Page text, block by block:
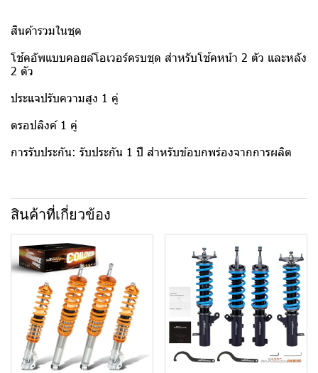
สินค้ารวมในชุด
โช้คอัพแบบคอยล์โอเวอร์ครบชุด สำหรับโช้คหน้า 2 ตัว และหลัง
2 ตัว
ประแจปรับความสูง 1 คู่
ดรอปลิงค์ 1 คู่
การรับประกัน: รับประกัน 1 ปี สำหรับข้อบกพร่องจากการผลิต
สินค้าที่เกี่ยวข้อง